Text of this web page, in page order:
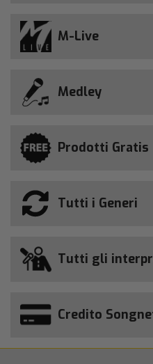
M-Live
Medley
Prodotti Gratis
Tutti i Generi
Tutti gli
Credito